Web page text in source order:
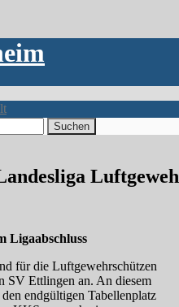
Ligaabschluss
für die Luftgewehrschützen
SV Ettlingen an. An diesem
endgültigen Tabellenplatz